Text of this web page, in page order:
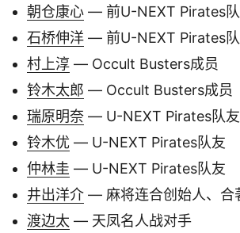
朝仓康心 — 前U-NEXT Pirates
石桥伸洋 — 前U-NEXT Pirates
村上淳 — Occult Busters成员
铃木太郎 — Occult Busters成员
瑞原明奈 — U-NEXT Pirates队友
铃木优 — U-NEXT Pirates队友
仲林圭 — U-NEXT Pirates队友
井出洋介 — 麻将连合创始人、合
渡边太 — 天凤名人战对手